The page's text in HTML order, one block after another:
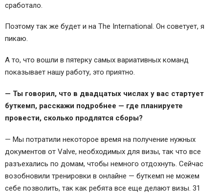
сработало.
Поэтому так же будет и на The International. Он советует, я
пикаю.
А то, что вошли в пятерку самых вариативных команд
показывает нашу работу, это приятно.
— Ты говорил, что в двадцатых числах у вас стартует
буткемп, расскажи подробнее — где планируете
провести, сколько продлятся сборы?
— Мы потратили некоторое время на получение нужных
документов от Valve, необходимых для визы, так что все
разъехались по домам, чтобы немного отдохнуть. Сейчас
возобновили тренировки в онлайне — буткемп не можем
себе позволить, так как ребята все еще делают визы. 31